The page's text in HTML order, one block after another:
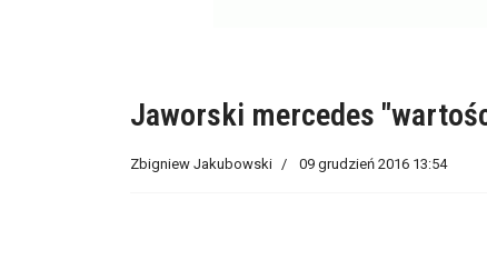
Jaworski mercedes
Zbigniew Jakubowski 09 grudzień 2016 13:54